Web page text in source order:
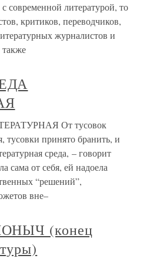
современной литературой, то
критиков, переводчиков,
журналистов и
также
От тусовок
тусовки принято бранить, и
среда, – говорит
сама от себя, ей надоела
“решений”,
вне–
(конец